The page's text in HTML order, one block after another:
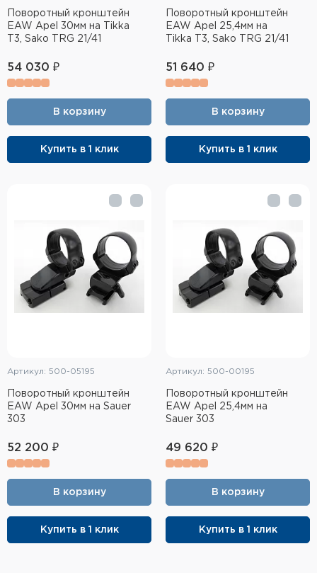
Поворотный кронштейн
EAW Apel 30мм на Tikka
T3, Sako TRG 21/41
54 030 ₽
В корзину
Купить в 1 клик
Поворотный кронштейн
EAW Apel 25,4мм на
Tikka T3, Sako TRG 21/41
51 640 ₽
В корзину
Купить в 1 клик
Артикул: 500-05195
Поворотный кронштейн
EAW Apel 30мм на Sauer
303
52 200 ₽
В корзину
Купить в 1 клик
Артикул: 500-00195
Поворотный кронштейн
EAW Apel 25,4мм на
Sauer 303
49 620 ₽
В корзину
Купить в 1 клик